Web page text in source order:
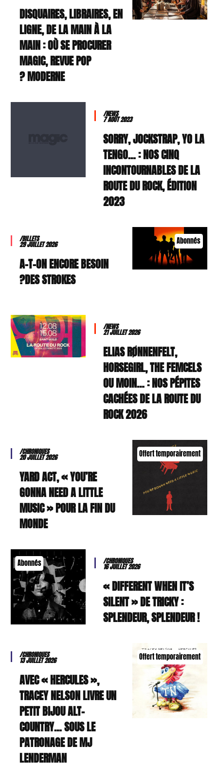
DISQUAIRES, LIBRAIRES, EN
LIGNE, DE LA MAIN À LA
MAIN : OÙ SE PROCURER
MAGIC, REVUE POP
MODERNE ?
/NEWS
7 AOÛT 2023
SORRY, JOCKSTRAP, YO LA
TENGO… : NOS CINQ
INCONTOURNABLES DE LA
ROUTE DU ROCK, ÉDITION
2023
Abonnés
/BILLETS
29 JUILLET 2026
A-T-ON ENCORE BESOIN
DES STROKES?
/NEWS
21 JUILLET 2026
ELIAS RØNNENFELT,
HORSEGIRL, THE FEMCELS
OU MOIN… : NOS PÉPITES
CACHÉES DE LA ROUTE DU
ROCK 2026
Offert temporairement
/CHRONIQUES
20 JUILLET 2026
YARD ACT, « YOU’RE
GONNA NEED A LITTLE
MUSIC » POUR LA FIN DU
MONDE
Abonnés /CHRONIQUES
16 JUILLET 2026
« DIFFERENT WHEN IT’S
SILENT » DE TRICKY :
SPLENDEUR, SPLENDEUR !
Offert temporairement
/CHRONIQUES
13 JUILLET 2026
AVEC « HERCULES »,
TRACEY NELSON LIVRE UN
PETIT BIJOU ALT-
COUNTRY… SOUS LE
PATRONAGE DE MJ
LENDERMAN